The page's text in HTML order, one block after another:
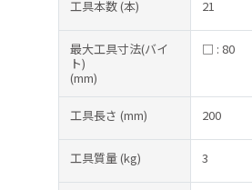
工具本数(本) 21
最大工具寸法(バイ
ト)
(mm)
□ : 80
工具長さ (mm) 200
工具質量(kg) 3